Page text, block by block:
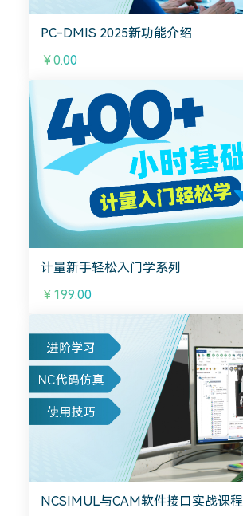
PC-DMIS 2025新功能介绍
￥0.00
计量新手轻松入门学系列
￥199.00
NCSIMUL与CAM软件接口实战课程